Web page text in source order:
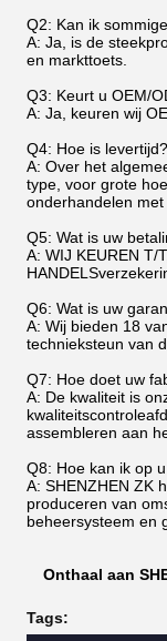
Q2: Kan ik
A: Ja, is de
en markttoets.
Q3: Keurt u OEM/
A: Ja, keuren wij
Q4: Hoe is levertijd?
A: Over het
type, voor grote
onderhandelen met
Q5: Wat is uw
A: WIJ KEUREN T/
Q6: Wat is uw
A: Wij bieden 18
technieksteun van
Q7: Hoe doet uw
A: De kwaliteit is
assembleren aan
Q8: Hoe kan ik op
A: SHENZHEN ZK
produceren van
beheersysteem en
Onthaal aan
Tags: